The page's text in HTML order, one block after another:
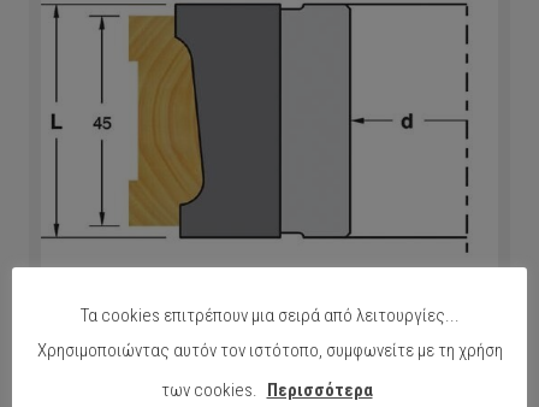
Μαχαίρια Σβούρας Νο-285 Περβάζι Λοξό
Τα cookies επιτρέπουν μια σειρά από λειτουργίες...
Χρησιμοποιώντας αυτόν τον ιστότοπο, συμφωνείτε με τη χρήση
των cookies. Περισσότερα